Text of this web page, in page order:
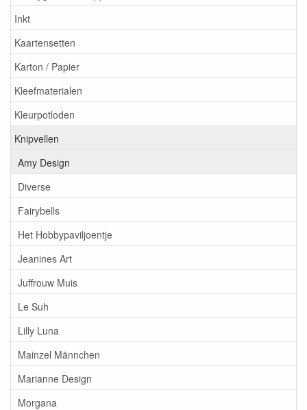
Inkt
Kaartensetten
Karton / Papier
Kleefmaterialen
Kleurpotloden
Knipvellen
Amy Design
Diverse
Fairybells
Het Hobbypaviljoentje
Jeanines Art
Juffrouw Muis
Le Suh
Lilly Luna
Mainzel Männchen
Marianne Design
Morgana